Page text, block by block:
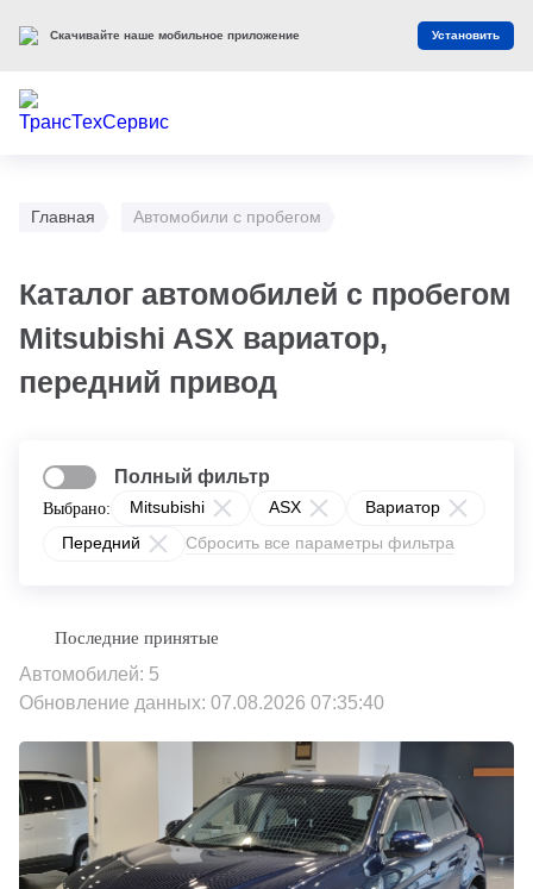
Главная Автомобили с пробегом
Каталог автомобилей с пробегом
Mitsubishi ASX вариатор,
передний привод
Выбрано: Mitsubishi ASX
Вариатор
Передний
Сбросить все параметры фильтра
Полный фильтр
Автомобилей: 5
Обновление данных: 07.08.2026 07:35:40
Скачивайте наше мобильное приложение Установить